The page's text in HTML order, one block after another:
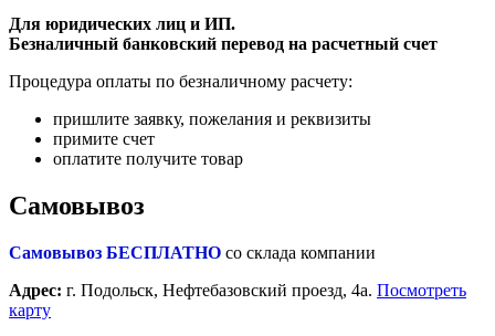
Для юридических лиц и ИП.
Безналичный банковский перевод на расчетный счет
Процедура оплаты по безналичному расчету:
пришлите заявку, пожелания и реквизиты
примите счет
оплатите получите товар
Самовывоз
Самовывоз БЕСПЛАТНО со склада компании
Адрес: г. Подольск, Нефтебазовский проезд, 4а. Посмотреть
карту